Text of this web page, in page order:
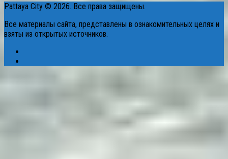
Pattaya City © 2026. Все права защищены.
Все материалы сайта, представлены в ознакомительных целях и
взяты из открытых источников.